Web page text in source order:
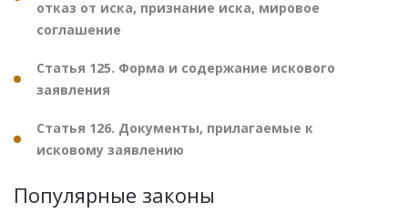
отказ от иска, признание иска, мировое
соглашение
Статья 125. Форма и содержание искового
заявления
Статья 126. Документы, прилагаемые к
исковому заявлению
Популярные законы